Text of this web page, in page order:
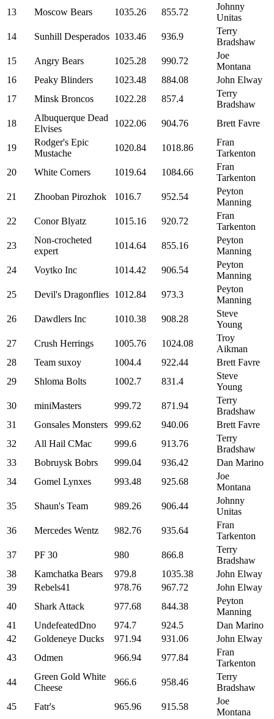
13
Moscow Bears 1035.26 855.72
Johnny
Unitas
14
Sunhill Desperados 1033.46 936.9
Terry
Bradshaw
15
Angry Bears 1025.28 990.72
Joe
Montana
16
Peaky Blinders 1023.48 884.08
John Elway
17
Minsk Broncos 1022.28 857.4
Terry
Bradshaw
18
Albuquerque Dead
Elvises
1022.06 904.76 Brett Favre
19
Rodger's Epic
Mustache
1020.84 1018.86
Fran
Tarkenton
20
White Corners 1019.64 1084.66
Fran
Tarkenton
21
Zhooban Pirozhok 1016.7 952.54
Peyton
Manning
22
Conor Blyatz 1015.16 920.72
Fran
Tarkenton
23
Non-crocheted
expert
1014.64 855.16
Peyton
Manning
24
Voytko Inc 1014.42 906.54
Peyton
Manning
25
Devil's Dragonflies 1012.84 973.3
Peyton
Manning
26
Dawdlers Inc 1010.38 908.28
Steve
Young
27
Crush Herrings 1005.76 1024.08
Troy
Aikman
28
Team suxoy 1004.4 922.44
Brett Favre
29
Shloma Bolts 1002.7 831.4
Steve
Young
30
miniMasters 999.72 871.94
Terry
Bradshaw
31
Gonsales Monsters 999.62 940.06
Brett Favre
32
All Hail CMac 999.6 913.76
Terry
Bradshaw
33
Bobruysk Bobrs 999.04 936.42
Dan Marino
34
Gomel Lynxes 993.48 925.68
Joe
Montana
35
Shaun's Team 989.26 906.44
Johnny
Unitas
36
Mercedes Wentz 982.76 935.64
Fran
Tarkenton
37
PF 30 980 866.8
Terry
Bradshaw
38
Kamchatka Bears 979.8 1035.38
John Elway
39
Rebels41 978.76 967.72
John Elway
40
Shark Attack 977.68 844.38
Peyton
Manning
41
UndefeatedDno 974.7 924.5
Dan Marino
42
Goldeneye Ducks 971.94 931.06
John Elway
43
Odmen 966.94 977.84
Fran
Tarkenton
44
Green Gold White
Cheese
966.6 958.46
Terry
Bradshaw
45
Fatr's 965.96 915.58
Joe
Montana